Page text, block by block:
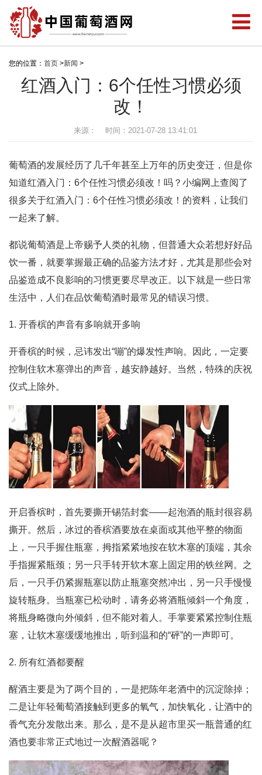
您的位置： 首页 >新闻 >
红酒入门：6个任性习惯必须
改！
来源： 时间：2021-07-28 13:41:01
葡萄酒的发展经历了几千年甚至上万年的历史变迁，但是你
知道红酒入门：6个任性习惯必须改！吗？小编网上查阅了
很多关于红酒入门：6个任性习惯必须改！的资料，让我们
一起来了解。
都说葡萄酒是上帝赐予人类的礼物，但普通大众若想好好品
饮一番，就要掌握最正确的品鉴方法才好，尤其是那些会对
品鉴造成不良影响的习惯更要尽早改正。以下就是一些日常
生活中，人们在品饮葡萄酒时最常见的错误习惯。
1. 开香槟的声音有多响就开多响
开香槟的时候，忌讳发出“嘣”的爆发性声响。因此，一定要
控制住软木塞弹出的声音，越安静越好。当然，特殊的庆祝
仪式上除外。
开启香槟时，首先要撕开锡箔封套——起泡酒的瓶封很容易
撕开。然后，冰过的香槟酒要放在桌面或其他平整的物面
上，一只手握住瓶塞，拇指紧紧地按在软木塞的顶端，其余
手指握紧瓶颈；另一只手转开软木塞上固定用的铁丝网。之
后，一只手仍紧握瓶塞以防止瓶塞突然冲出，另一只手慢慢
旋转瓶身。当瓶塞已松动时，请务必将酒瓶倾斜一个角度，
将瓶身略微向外倾斜，但不能对着人。手掌要紧紧控制住瓶
塞，让软木塞缓缓地推出，听到温和的“砰”的一声即可。
2. 所有红酒都要醒
醒酒主要是为了两个目的，一是把陈年老酒中的沉淀除掉；
二是让年轻葡萄酒接触到更多的氧气，加快氧化，让酒中的
香气充分发散出来。那么，是不是从超市里买一瓶普通的红
酒也要非常正式地过一次醒酒器呢？